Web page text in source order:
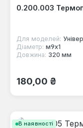
0.200.003
Для моделей:
Діаметр: м9х1
Довжина: 320 мм
Звичайна ціна:
180,00 ₴
В наявності